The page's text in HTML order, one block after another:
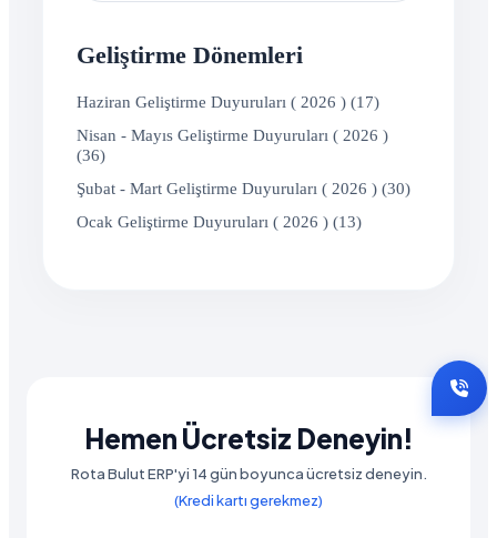
Geliştirme Dönemleri
Haziran Geliştirme Duyuruları ( 2026 ) (17)
Nisan - Mayıs Geliştirme Duyuruları ( 2026 )
(36)
Şubat - Mart Geliştirme Duyuruları ( 2026 ) (30)
Ocak Geliştirme Duyuruları ( 2026 ) (13)
Hemen Ücretsiz Deneyin!
Rota Bulut ERP'yi 14 gün boyunca ücretsiz deneyin.
(Kredi kartı gerekmez)